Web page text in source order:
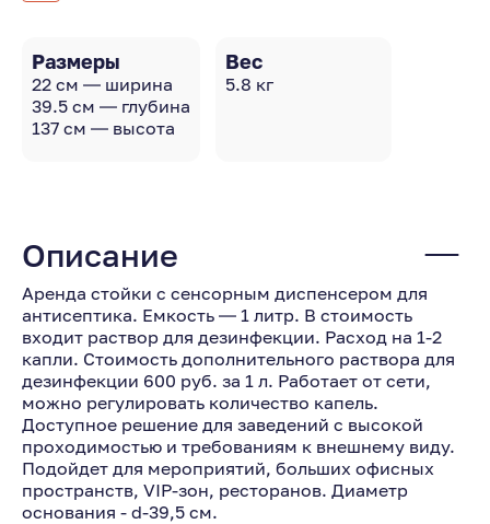
Размеры
22 см — ширина
39.5 см — глубина
137 см — высота
Вес
5.8 кг
Описание
Аренда стойки с сенсорным диспенсером для
антисептика. Емкость — 1 литр. В стоимость
входит раствор для дезинфекции. Расход на 1-2
капли. Стоимость дополнительного раствора для
дезинфекции 600 руб. за 1 л. Работает от сети,
можно регулировать количество капель.
Доступное решение для заведений с высокой
проходимостью и требованиям к внешнему виду.
Подойдет для мероприятий, больших офисных
пространств, VIP-зон, ресторанов. Диаметр
основания - d-39,5 см.